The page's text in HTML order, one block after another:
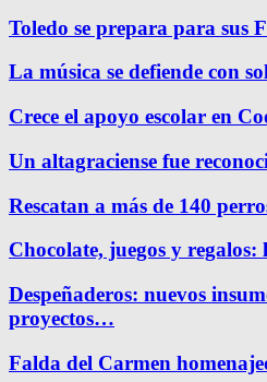
Toledo se prepara para sus
La música se defiende con
Crece el apoyo escolar en
Un altagraciense fue
Rescatan a más de 140
Chocolate, juegos y
Despeñaderos: nuevos
proyectos…
Falda del Carmen